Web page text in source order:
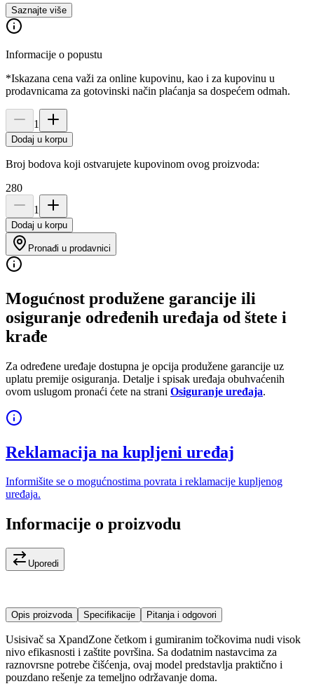
Saznajte više
Informacije o popustu
*Iskazana cena važi za online kupovinu, kao i za kupovinu u
prodavnicama za gotovinski način plaćanja sa dospećem odmah.
1
Dodaj u korpu
Broj bodova koji ostvarujete kupovinom ovog proizvoda:
280
1
Dodaj u korpu
Pronađi u prodavnici
Mogućnost produžene garancije ili
osiguranje određenih uređaja od štete i
krađe
Za određene uređaje dostupna je opcija produžene garancije uz
uplatu premije osiguranja. Detalje i spisak uređaja obuhvaćenih
ovom uslugom pronaći ćete na strani Osiguranje uređaja.
Reklamacija na kupljeni uređaj
Informišite se o mogućnostima povrata i reklamacije kupljenog
uređaja.
Informacije o proizvodu
Uporedi
Opis proizvoda Specifikacije Pitanja i odgovori
Usisivač sa XpandZone četkom i gumiranim točkovima nudi visok
nivo efikasnosti i zaštite površina. Sa dodatnim nastavcima za
raznovrsne potrebe čišćenja, ovaj model predstavlja praktično i
pouzdano rešenje za temeljno održavanje doma.